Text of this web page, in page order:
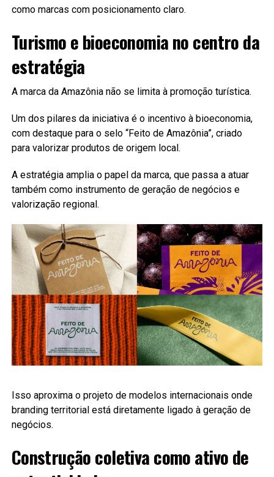
como marcas com posicionamento claro.
Turismo e bioeconomia no centro da
estratégia
A marca da Amazônia não se limita à promoção turística.
Um dos pilares da iniciativa é o incentivo à bioeconomia,
com destaque para o selo “Feito de Amazônia”, criado
para valorizar produtos de origem local.
A estratégia amplia o papel da marca, que passa a atuar
também como instrumento de geração de negócios e
valorização regional.
Isso aproxima o projeto de modelos internacionais onde
branding territorial está diretamente ligado à geração de
negócios.
Construção coletiva como ativo de